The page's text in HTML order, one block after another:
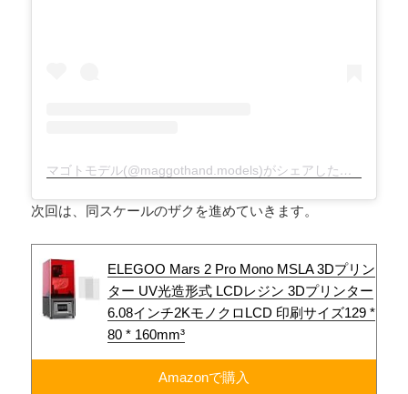
マゴトモデル(@maggothand.models)がシェアした投稿
次回は、同スケールのザクを進めていきます。
ELEGOO Mars 2 Pro Mono MSLA 3Dプリン
ター UV光造形式 LCDレジン 3Dプリンター
6.08インチ2KモノクロLCD 印刷サイズ129 *
80 * 160mm³
Amazonで購入